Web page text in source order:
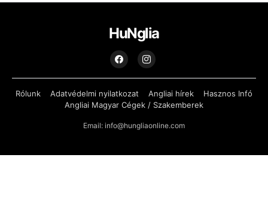
HuNglia
Rólunk Adatvédelmi nyilatkozat Angliai hírek
Hasznos Infó
Angliai Magyar Cégek / Szakemberek
Email: info@hungliaonline.com